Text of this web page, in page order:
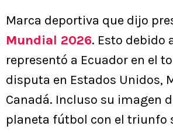
Marca deportiva que dijo
Mundial 2026. Esto debido
representó a Ecuador en el
disputa en Estados Unidos,
Canadá. Incluso su imagen
planeta fútbol con el triunfo